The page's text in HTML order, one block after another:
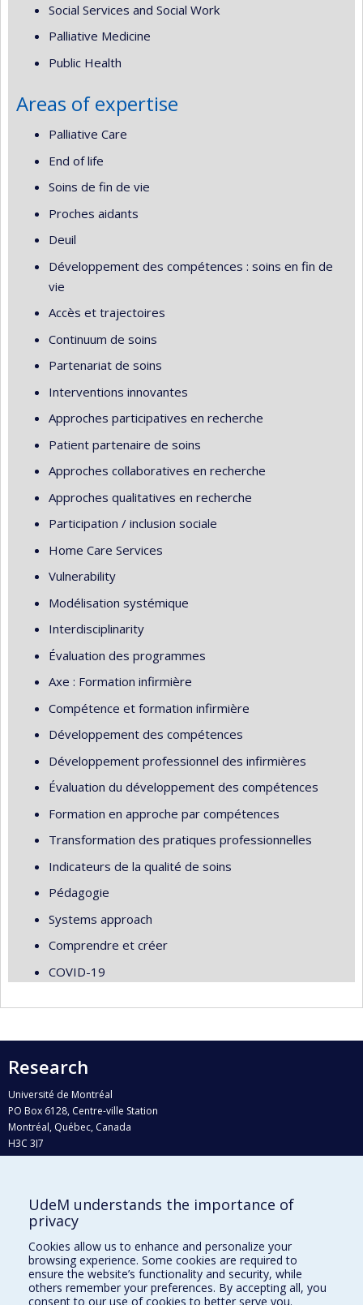
Social Services and Social Work
Palliative Medicine
Public Health
Areas of expertise
Palliative Care
End of life
Soins de fin de vie
Proches aidants
Deuil
Développement des compétences : soins en fin de
vie
Accès et trajectoires
Continuum de soins
Partenariat de soins
Interventions innovantes
Approches participatives en recherche
Patient partenaire de soins
Approches collaboratives en recherche
Approches qualitatives en recherche
Participation / inclusion sociale
Home Care Services
Vulnerability
Modélisation systémique
Interdisciplinarity
Évaluation des programmes
Axe : Formation infirmière
Compétence et formation infirmière
Développement des compétences
Développement professionnel des infirmières
Évaluation du développement des compétences
Formation en approche par compétences
Transformation des pratiques professionnelles
Indicateurs de la qualité de soins
Pédagogie
Systems approach
Comprendre et créer
COVID-19
Research
Université de Montréal
PO Box 6128, Centre-ville Station
Montréal, Québec, Canada
H3C 3J7
Who does what?
Find us
Site map
Accessibility
UdeM understands the importance of
privacy
Cookies allow us to enhance and personalize your
browsing experience. Some cookies are required to
ensure the website’s functionality and security, while
others remember your preferences. By accepting all, you
consent to our use of cookies to better serve you.